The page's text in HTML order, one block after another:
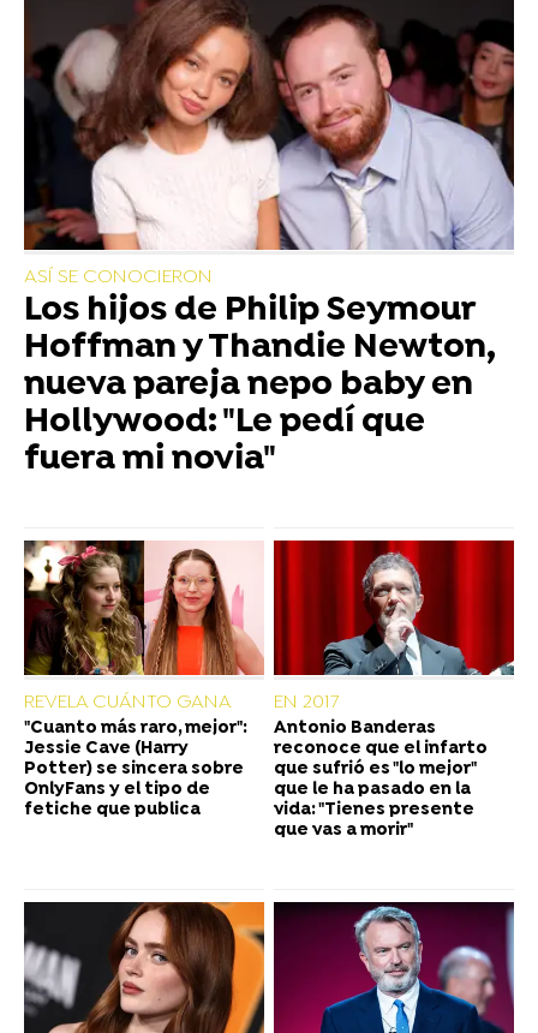
ASÍ SE CONOCIERON
Los hijos de Philip Seymour
Hoffman y Thandie Newton,
nueva pareja nepo baby en
Hollywood: "Le pedí que
fuera mi novia"
REVELA CUÁNTO GANA
"Cuanto más raro, mejor":
Jessie Cave (Harry
Potter) se sincera sobre
OnlyFans y el tipo de
fetiche que publica
EN 2017
Antonio Banderas
reconoce que el infarto
que sufrió es "lo mejor"
que le ha pasado en la
vida: "Tienes presente
que vas a morir"